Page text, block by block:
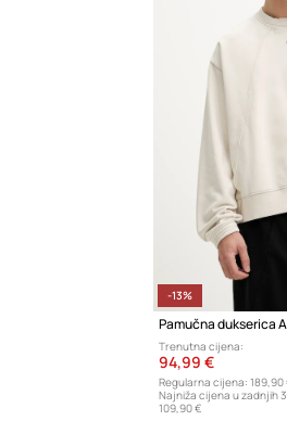
-13%
Pamučna dukserica
Trenutna cijena:
94,99 €
Regularna cijena: 189,90
Najniža cijena u zadnjih
109,90 €